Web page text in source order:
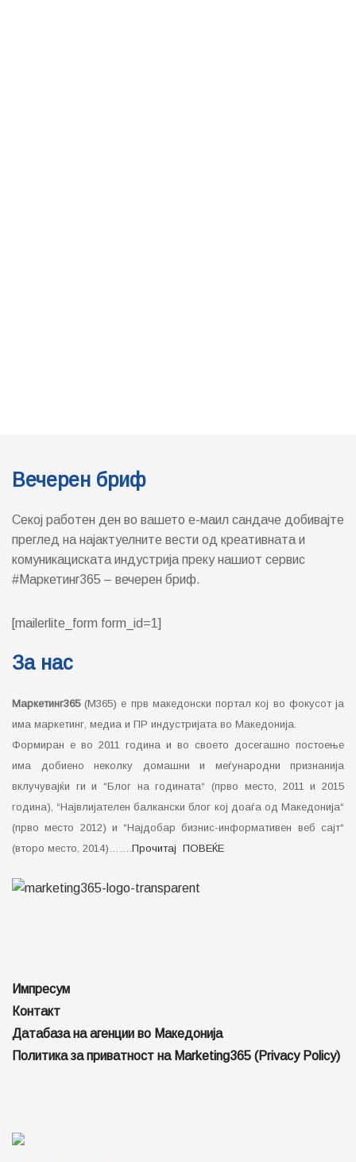
Вечерен бриф
Секој работен ден во вашето е-маил сандаче добивајте
преглед на најактуелните вести од креативната и
комуникациската индустрија преку нашиот сервис
#Маркетинг365 – вечерен бриф.
[mailerlite_form form_id=1]
За нас
Маркетинг365(М365) е прв македонски портал кој во фокусот ја
има маркетинг, медиа и ПР индустријата во Македонија.
Формиран е во 2011 година и во своето досегашно постоење
има добиено неколку домашни и меѓународни признанија
вклучувајќи ги и “Блог на годината“ (прво место, 2011 и 2015
година), “Највлијателен балкански блог кој доаѓа од Македонија“
(прво место 2012) и “Најдобар бизнис-информативен веб сајт“
(второ место, 2014)…….Прочитај ПОВЕЌЕ
Импресум
Контакт
Датабаза на агенции во Македонија
Политика за приватност на Marketing365 (Privacy Policy)